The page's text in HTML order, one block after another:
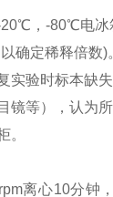
，-80℃电冰
确定稀释倍数)
验时标本缺
等），认为
。
离心10分钟